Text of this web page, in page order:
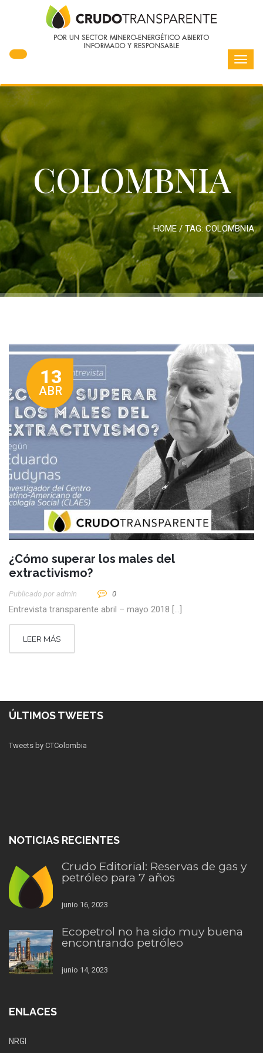
COLOMBNIA
HOME / TAG:COLOMBNIA
13
ABR
¿Cómo superar los males del
extractivismo?
Publicado por Admin 0
Entrevista transparente abril – mayo 2018 […]
LEER MÁS
ÚLTIMOS TWEETS
Tweets by CTColombia
NOTICIAS RECIENTES
Crudo Editorial: Reservas de gas y
petróleo para 7 años
junio 16, 2023
Ecopetrol no ha sido muy buena
encontrando petróleo
junio 14, 2023
ENLACES
NRGI